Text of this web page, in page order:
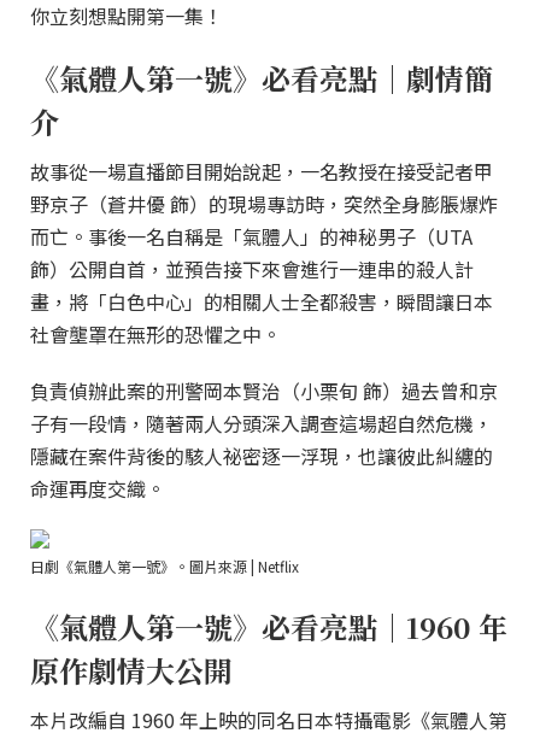
你立刻想點開第一集！
《氣體人第一號》必看亮點｜劇情簡
介
故事從一場直播節目開始說起，一名教授在接受記者甲
野京子（蒼井優 飾）的現場專訪時，突然全身膨脹爆炸
而亡。事後一名自稱是「氣體人」的神秘男子（UTA
飾）公開自首，並預告接下來會進行一連串的殺人計
畫，將「白色中心」的相關人士全都殺害，瞬間讓日本
社會壟罩在無形的恐懼之中。
負責偵辦此案的刑警岡本賢治（小栗旬 飾）過去曾和京
子有一段情，隨著兩人分頭深入調查這場超自然危機，
隱藏在案件背後的駭人祕密逐一浮現，也讓彼此糾纏的
命運再度交織。
日劇《氣體人第一號》。圖片來源 | Netflix
《氣體人第一號》必看亮點｜1960 年
原作劇情大公開
本片改編自 1960 年上映的同名日本特攝電影《氣體人第